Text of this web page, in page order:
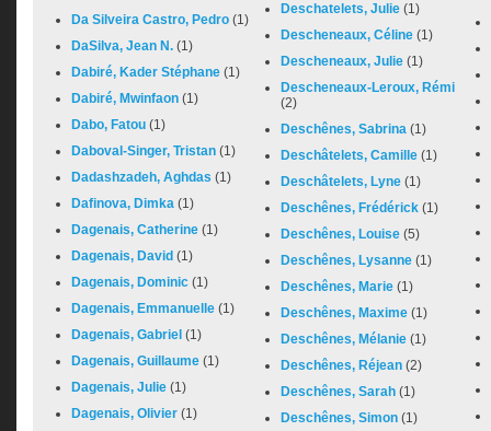
Da Silveira Castro, Pedro (1)
DaSilva, Jean N. (1)
Dabiré, Kader Stéphane (1)
Dabiré, Mwinfaon (1)
Dabo, Fatou (1)
Daboval-Singer, Tristan (1)
Dadashzadeh, Aghdas (1)
Dafinova, Dimka (1)
Dagenais, Catherine (1)
Dagenais, David (1)
Dagenais, Dominic (1)
Dagenais, Emmanuelle (1)
Dagenais, Gabriel (1)
Dagenais, Guillaume (1)
Dagenais, Julie (1)
Dagenais, Olivier (1)
Deschatelets, Julie (1)
Descheneaux, Céline (1)
Descheneaux, Julie (1)
Descheneaux-Leroux, Rémi
(2)
Deschênes, Sabrina (1)
Deschâtelets, Camille (1)
Deschâtelets, Lyne (1)
Deschênes, Frédérick (1)
Deschênes, Louise (5)
Deschênes, Lysanne (1)
Deschênes, Marie (1)
Deschênes, Maxime (1)
Deschênes, Mélanie (1)
Deschênes, Réjean (2)
Deschênes, Sarah (1)
Deschênes, Simon (1)